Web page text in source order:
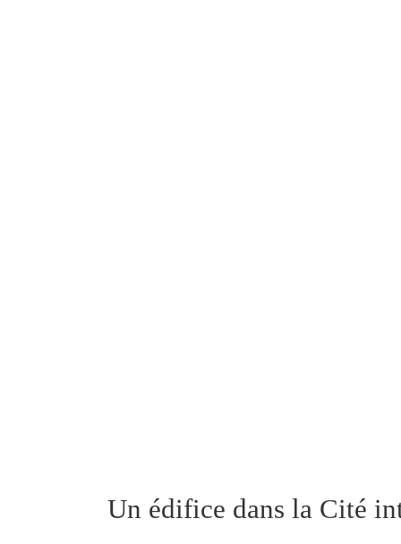
Un édifice dans la Cité